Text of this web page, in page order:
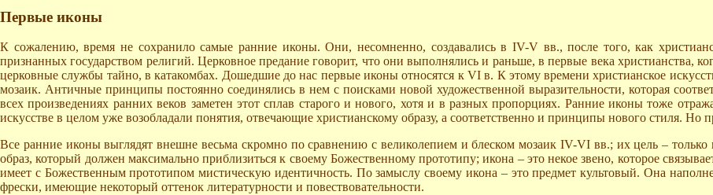
Первые иконы
К сожалению, время не сохранило самые ранние иконы. Они, несомненно, создавались в IV-V вв., после того, как
признанных государством религий. Церковное предание говорит, что они выполнялись и раньше, в первые века христианства,
церковные службы тайно, в катакомбах. Дошедшие до нас первые иконы относятся к VI в. К этому времени христианское
мозаик. Античные принципы постоянно соединялись в нем с поисками новой художественной выразительности, которая
всех произведениях ранних веков заметен этот сплав старого и нового, хотя и в разных пропорциях. Ранние иконы тоже
искусстве в целом уже возобладали понятия, отвечающие христианскому образу, а соответственно и принципы нового стиля.
Все ранние иконы выглядят внешне весьма скромно по сравнению с великолепием и блеском мозаик IV-VI вв.; их цель – только
образ, который должен максимально приблизиться к своему Божественному прототипу; икона – это некое звено, которое
имеет с Божественным прототипом мистическую идентичность. По замыслу своему икона – это предмет культовый. Она
фрески, имеющие некоторый оттенок литературности и повествовательности.